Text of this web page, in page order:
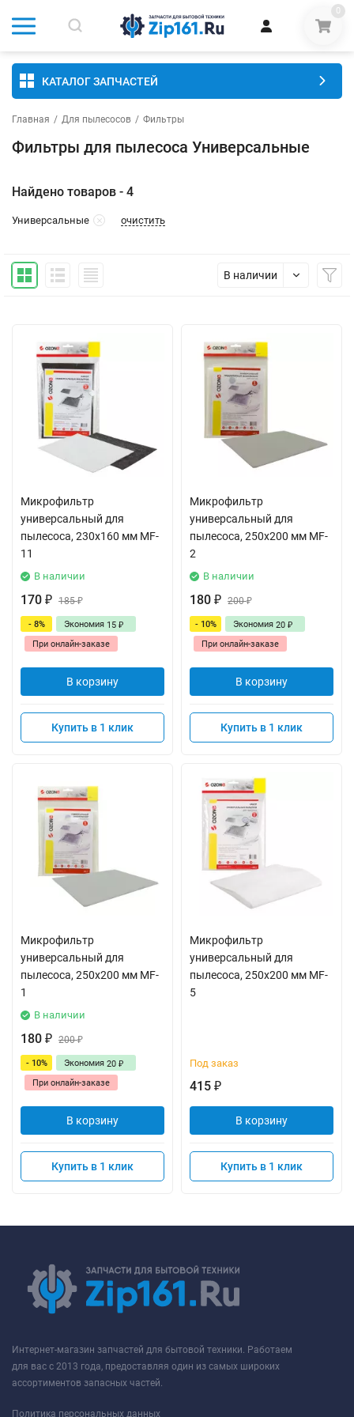
0
КАТАЛОГ ЗАПЧАСТЕЙ
Главная / Для пылесосов / Фильтры
Фильтры для пылесоса Универсальные
Найдено товаров - 4
Универсальные очистить
В наличии
Микрофильтр
универсальный для
пылесоса, 230х160 мм MF-
11
В наличии
170 ₽ 185₽
- 8% Экономия 15 ₽
При онлайн-заказе
В корзину
Купить в 1 клик
Микрофильтр
универсальный для
пылесоса, 250х200 мм MF-
2
В наличии
180 ₽ 200₽
- 10% Экономия 20 ₽
При онлайн-заказе
В корзину
Купить в 1 клик
Микрофильтр
универсальный для
пылесоса, 250х200 мм MF-
1
В наличии
180 ₽ 200₽
- 10% Экономия 20 ₽
При онлайн-заказе
В корзину
Купить в 1 клик
Микрофильтр
универсальный для
пылесоса, 250х200 мм MF-
5
Под заказ
415 ₽
В корзину
Купить в 1 клик
Интернет-магазин запчастей для бытовой техники. Работаем
для вас с 2013 года, предоставляя один из самых широких
ассортиментов запасных частей.
Политика персональных данных